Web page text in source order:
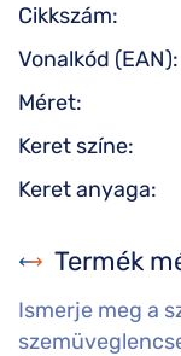
Cikkszám:
Vonalkód (EAN):
Méret:
Keret színe:
Keret anyaga:
Termék
Ismerje meg a